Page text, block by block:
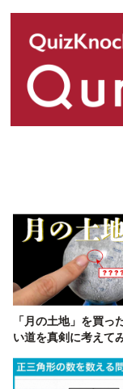
「月の土地」を買っ
い道を真剣に考えて